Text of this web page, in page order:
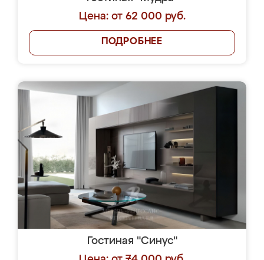
Цена: от 62 000 руб.
ПОДРОБНЕЕ
Гостиная "Синус"